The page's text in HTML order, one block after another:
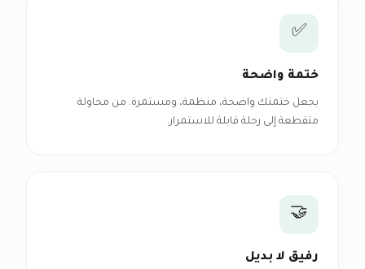
✅
ختمة واضحة
يجعل ختمتك واضحة، منظمة، ومستمرة. من محاولة
متقطعة إلى رحلة قابلة للاستمرار.
🤝
رفيق لا بديل